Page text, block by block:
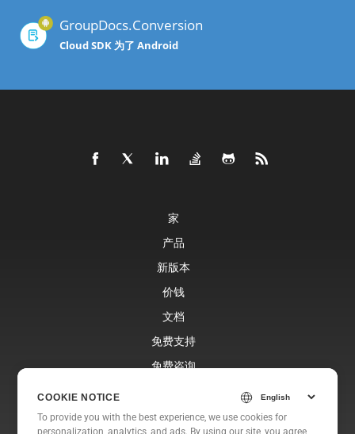
GroupDocs.Conversion
Cloud SDK 为了 Android
家
产品
新版本
价钱
文档
免费支持
免费咨询
网站
COOKIE NOTICE
To provide you with the best experience, we use cookies for
personalization, analytics, and ads. By using our site, you agree